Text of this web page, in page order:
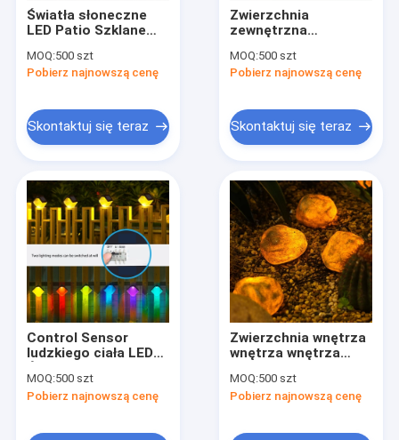
Światła słoneczne
LED Patio Szklane
Wieszące Święta
Życzenia Świąteczne
MOQ:500 szt
Pobierz najnowszą cenę
Skontaktuj się teraz
Zwierzchnia
zewnętrzna
Światło trawnikowe
słoneczne Wtyczka
światła słoneczne
LED
MOQ:500 szt
Pobierz najnowszą cenę
Skontaktuj się teraz
Control Sensor
ludzkiego ciała LED
Siedem kolorów
Ściana Światło
MOQ:500 szt
Pobierz najnowszą cenę
Zwierzchnia wnętrza
wnętrza wnętrza
MOQ:500 szt
Pobierz najnowszą cenę